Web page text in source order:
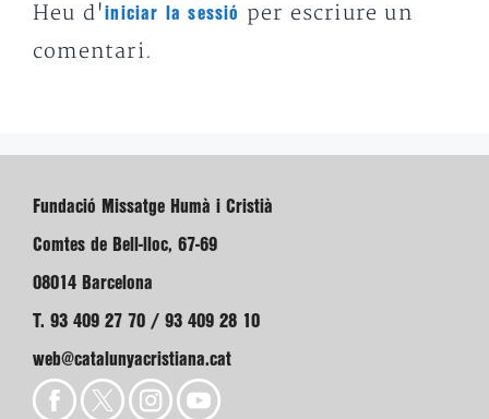
Heu d'iniciar la sessió
per escriure un
comentari.
Fundació Missatge Humà i Cristià
Comtes de Bell-lloc, 67-69
08014 Barcelona
T. 93 409 27 70 / 93 409 28 10
web@catalunyacristiana.cat